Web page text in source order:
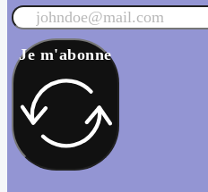
Je m'abonne